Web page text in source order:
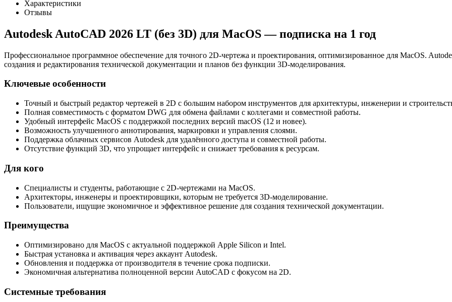
Характеристики
Отзывы
Autodesk AutoCAD 2026 LT (без 3D) для MacOS — подписка на 1 год
Профессиональное программное обеспечение для точного 2D-чертежа и проектирования, оптимизированное для MacOS.
создания и редактирования технической документации и планов без функции 3D-моделирования.
Ключевые особенности
Точный и быстрый редактор чертежей в 2D с большим набором инструментов для архитектуры, инженерии и
Полная совместимость с форматом DWG для обмена файлами с коллегами и совместной работы.
Удобный интерфейс MacOS с поддержкой последних версий macOS (12 и новее).
Возможность улучшенного аннотирования, маркировки и управления слоями.
Поддержка облачных сервисов Autodesk для удалённого доступа и совместной работы.
Отсутствие функций 3D, что упрощает интерфейс и снижает требования к ресурсам.
Для кого
Специалисты и студенты, работающие с 2D-чертежами на MacOS.
Архитекторы, инженеры и проектировщики, которым не требуется 3D-моделирование.
Пользователи, ищущие экономичное и эффективное решение для создания технической документации.
Преимущества
Оптимизировано для MacOS с актуальной поддержкой Apple Silicon и Intel.
Быстрая установка и активация через аккаунт Autodesk.
Обновления и поддержка от производителя в течение срока подписки.
Экономичная альтернатива полноценной версии AutoCAD с фокусом на 2D.
Системные требования